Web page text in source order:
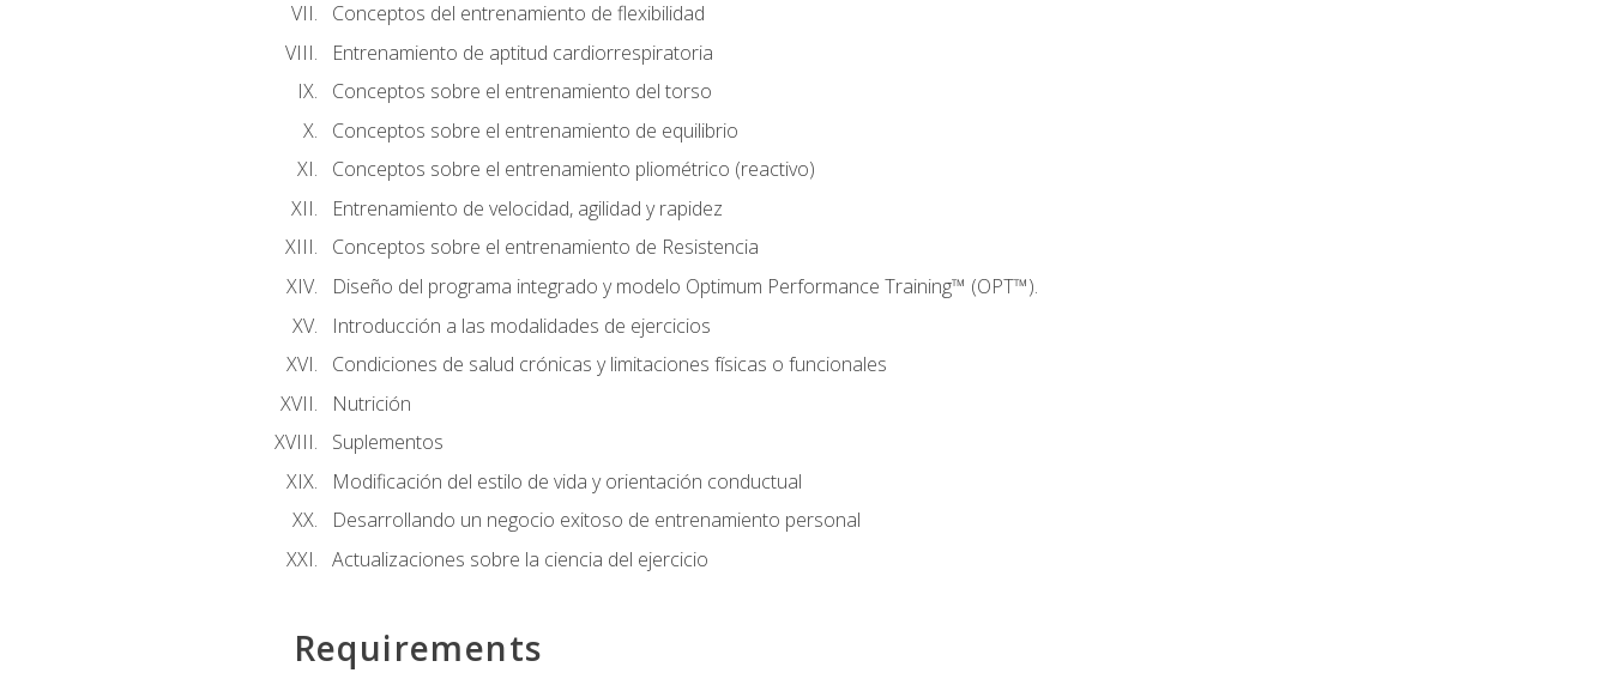
Conceptos del entrenamiento de flexibilidad
Entrenamiento de aptitud cardiorrespiratoria
Conceptos sobre el entrenamiento del torso
Conceptos sobre el entrenamiento de equilibrio
Conceptos sobre el entrenamiento pliométrico (reactivo)
Entrenamiento de velocidad, agilidad y rapidez
Conceptos sobre el entrenamiento de Resistencia
Diseño del programa integrado y modelo Optimum Performance Training™ (OPT™).
Introducción a las modalidades de ejercicios
Condiciones de salud crónicas y limitaciones físicas o funcionales
Nutrición
Suplementos
Modificación del estilo de vida y orientación conductual
Desarrollando un negocio exitoso de entrenamiento personal
Actualizaciones sobre la ciencia del ejercicio
Requirements